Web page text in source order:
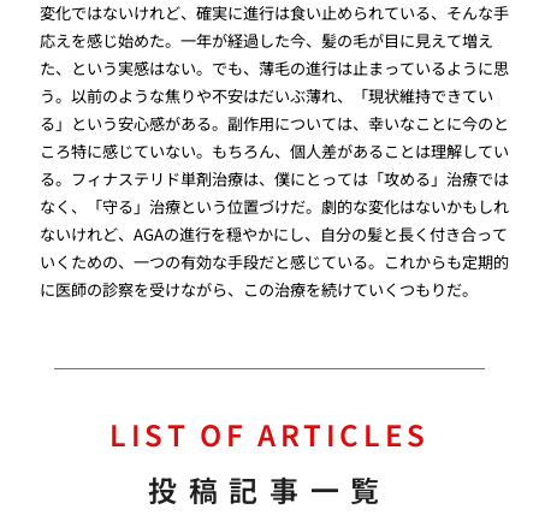
変化ではないけれど、確実に進行は食い止められている、そんな手
応えを感じ始めた。一年が経過した今、髪の毛が目に見えて増え
た、という実感はない。でも、薄毛の進行は止まっているように思
う。以前のような焦りや不安はだいぶ薄れ、「現状維持できてい
る」という安心感がある。副作用については、幸いなことに今のと
ころ特に感じていない。もちろん、個人差があることは理解してい
る。フィナステリド単剤治療は、僕にとっては「攻める」治療では
なく、「守る」治療という位置づけだ。劇的な変化はないかもしれ
ないけれど、AGAの進行を穏やかにし、自分の髪と長く付き合って
いくための、一つの有効な手段だと感じている。これからも定期的
に医師の診察を受けながら、この治療を続けていくつもりだ。
LIST OF ARTICLES
投稿記事一覧